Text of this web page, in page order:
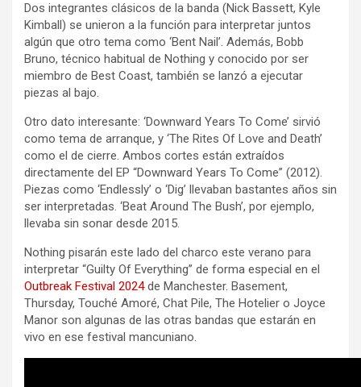
Dos integrantes clásicos de la banda (Nick Bassett, Kyle
Kimball) se unieron a la función para interpretar juntos
algún que otro tema como ‘Bent Nail’. Además, Bobb
Bruno, técnico habitual de Nothing y conocido por ser
miembro de Best Coast, también se lanzó a ejecutar
piezas al bajo.
Otro dato interesante: ‘Downward Years To Come’ sirvió
como tema de arranque, y ‘The Rites Of Love and Death’
como el de cierre. Ambos cortes están extraídos
directamente del EP “Downward Years To Come” (2012).
Piezas como ‘Endlessly’ o ‘Dig’ llevaban bastantes años sin
ser interpretadas. ‘Beat Around The Bush’, por ejemplo,
llevaba sin sonar desde 2015.
Nothing pisarán este lado del charco este verano para
interpretar “Guilty Of Everything” de forma especial en el
Outbreak Festival 2024de Manchester. Basement,
Thursday, Touché Amoré, Chat Pile, The Hotelier o Joyce
Manor son algunas de las otras bandas que estarán en
vivo en ese festival mancuniano.